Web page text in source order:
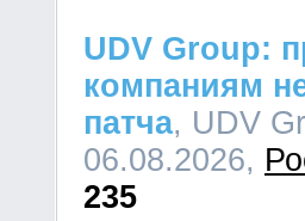
UDV Group:
компаниям
патча, UDV
06.08.2026,
235